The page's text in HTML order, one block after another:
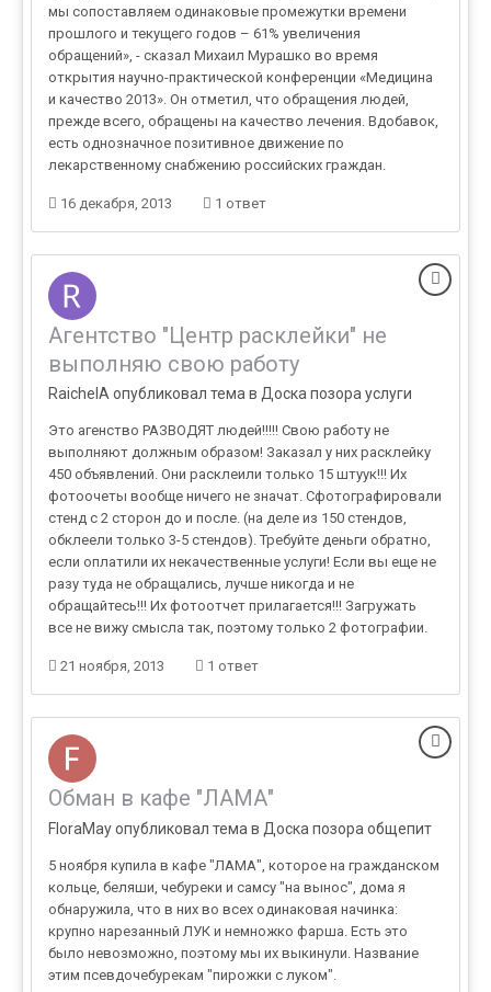
мы сопоставляем одинаковые промежутки времени
прошлого и текущего годов – 61% увеличения
обращений», - сказал Михаил Мурашко во время
открытия научно-практической конференции «Медицина
и качество 2013». Он отметил, что обращения людей,
прежде всего, обращены на качество лечения. Вдобавок,
есть однозначное позитивное движение по
лекарственному снабжению российских граждан.
16 декабря, 2013 1 ответ
Агентство "Центр расклейки" не
выполняю свою работу
RaichelA опубликовал тема в Доска позора услуги
Это агенство РАЗВОДЯТ людей!!!!! Свою работу не
выполняют должным образом! Заказал у них расклейку
450 объявлений. Они расклеили только 15 штуук!!! Их
фотоочеты вообще ничего не значат. Сфотографировали
стенд с 2 сторон до и после. (на деле из 150 стендов,
обклеели только 3-5 стендов). Требуйте деньги обратно,
если оплатили их некачественные услуги! Если вы еще не
разу туда не обращались, лучше никогда и не
обращайтесь!!! Их фотоотчет прилагается!!! Загружать
все не вижу смысла так, поэтому только 2 фотографии.
21 ноября, 2013 1 ответ
Обман в кафе "ЛАМА"
FloraMay опубликовал тема в Доска позора общепит
5 ноября купила в кафе "ЛАМА", которое на гражданском
кольце, беляши, чебуреки и самсу "на вынос", дома я
обнаружила, что в них во всех одинаковая начинка:
крупно нарезанный ЛУК и немножко фарша. Есть это
было невозможно, поэтому мы их выкинули. Название
этим псевдочебурекам "пирожки с луком".